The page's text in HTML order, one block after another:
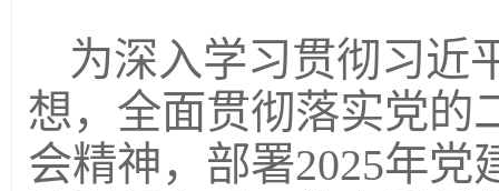
为深入学习贯彻习近
想，全面贯彻落实党的
会精神，部署2025年